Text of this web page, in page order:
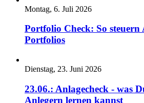
Montag, 6. Juli 2026
Portfolio Check: So steuern
Portfolios
Dienstag, 23. Juni 2026
23.06.: Anlagecheck - was
Anlegern lernen kannst